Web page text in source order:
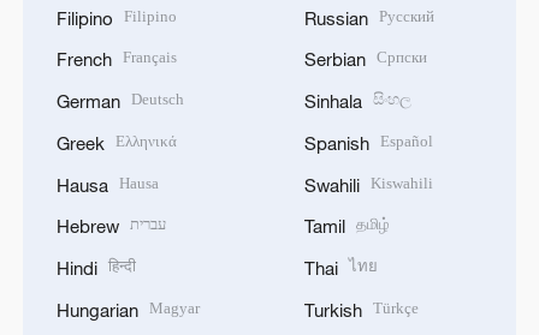
Filipino Filipino
French Français
German Deutsch
Greek Ελληνικά
Hausa Hausa
Hebrew עברית
Hindi हिन्दी
Hungarian Magyar
Russian Русский
Serbian Српски
Sinhala සිංහල
Spanish Español
Swahili Kiswahili
Tamil தமிழ்
Thai ไทย
Turkish Türkçe